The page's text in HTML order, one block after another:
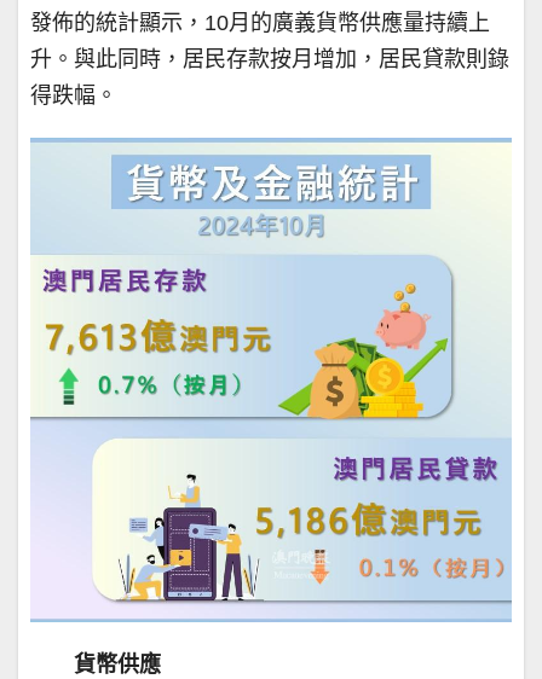
發佈的統計顯示，10月的廣義貨幣供應量持續上
升。與此同時，居民存款按月增加，居民貸款則錄
得跌幅。
貨幣供應